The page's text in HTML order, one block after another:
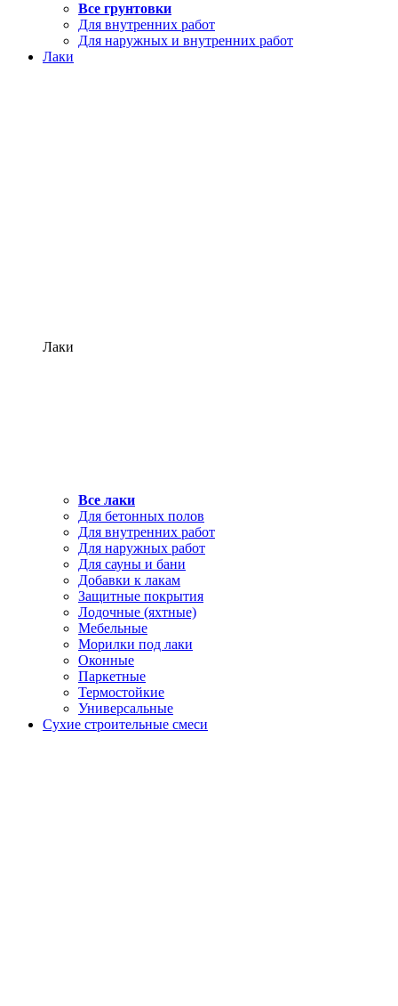
Все грунтовки
Для внутренних работ
Для наружных и внутренних работ
Лаки
Лаки
Все лаки
Для бетонных полов
Для внутренних работ
Для наружных работ
Для сауны и бани
Добавки к лакам
Защитные покрытия
Лодочные (яхтные)
Мебельные
Морилки под лаки
Оконные
Паркетные
Термостойкие
Универсальные
Сухие строительные смеси